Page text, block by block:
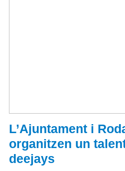
L’Ajuntament i
organitzen un
deejays